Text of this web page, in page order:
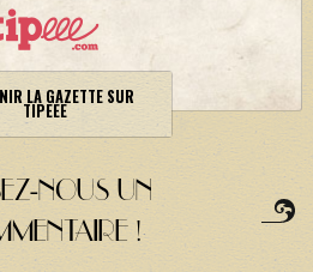
LA GAZETTE SUR
TIPEEE
NOUS UN
!